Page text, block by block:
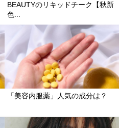
BEAUTYのリキッドチーク【秋新
色...
「美容内服薬」人気の成分は？